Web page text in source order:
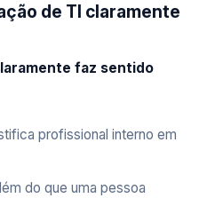
de TI claramente
faz sentido
profissional interno em
do que uma pessoa